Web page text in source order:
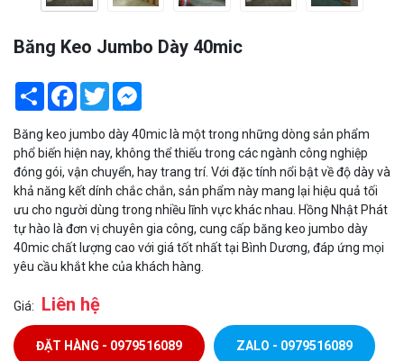
Băng Keo Jumbo Dày 40mic
Share Facebook
Twitter
Băng keo jumbo dày 40mic là một trong những dòng sản phẩm
phổ biến hiện nay, không thể thiếu trong các ngành công nghiệp
đóng gói, vận chuyển, hay trang trí. Với đặc tính nổi bật về độ dày và
khả năng kết dính chắc chắn, sản phẩm này mang lại hiệu quả tối
ưu cho người dùng trong nhiều lĩnh vực khác nhau. Hồng Nhật Phát
tự hào là đơn vị chuyên gia công, cung cấp băng keo jumbo dày
40mic chất lượng cao với giá tốt nhất tại Bình Dương, đáp ứng mọi
yêu cầu khắt khe của khách hàng.
Giá: Liên hệ
ĐẶT HÀNG - 0979516089 ZALO - 0979516089